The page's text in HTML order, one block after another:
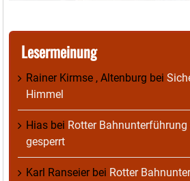
Lesermeinung
Rainer Kirmse , Altenburg bei
Himmel
Hias bei Rotter
gesperrt
Karl Ranseierbei Rotter